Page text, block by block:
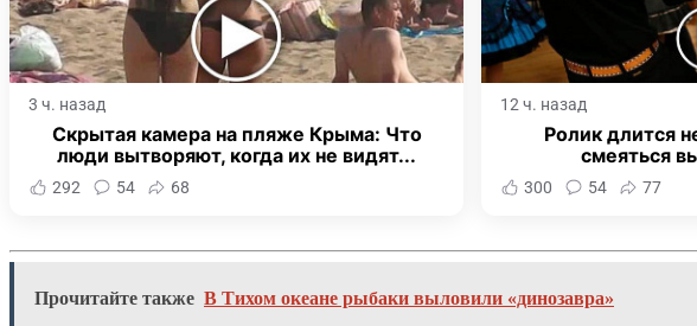
3 ч. назад
Скрытая камера на пляже Крыма: Что
люди вытворяют, когда их не видят...
292 54 68
12 ч. назад
Ролик длится
смеяться
300 54 77
Прочитайте также В Тихом океане рыбаки выловили «динозавра»